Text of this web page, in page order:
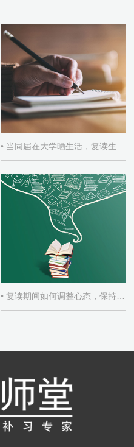
• 当同届在大学晒生活，复读生如何自处
• 复读期间如何调整心态，保持积极学习态度？